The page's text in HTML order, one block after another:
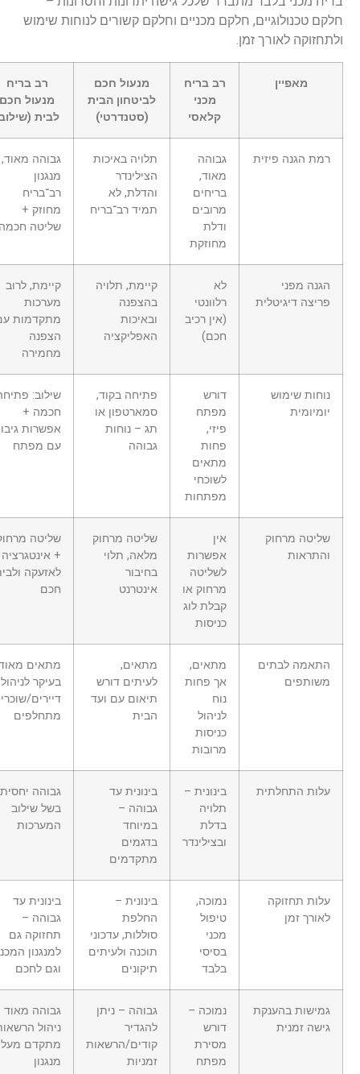
טכנולוגיים, חלקם מכניים וחלקם קשורים לנוחות שימוש
לאורך זמן.
מאפיין
רב בריח
מכני
קלאסי
מנעול חכם
לביטחון הבית
(סטנדרטי)
רב בריח
מנעול חכם
לבית (שילוב)
רמת הגנה פיזית
גבוהה
מאוד,
בריחים
מרובים
ודלת
מחוזקת
תלויה באיכות
הצילינדר
והדלת, לא
תמיד רב־בריח
גבוהה מאוד,
מנגנון
רב־בריח
מחוזק +
שליטה חכמה
הגנה מפני
פריצה דיגיטלית
רלוונטי
(אין רכיב
חכם)
קיימת, תלויה
בהצפנה
ובאיכות
האפליקציה
קיימת, לרוב
מערכות
מתקדמות עם
הצפנה
מחמירה
נוחות שימוש
יומיומית
דורש
מפתח
פחות
מתאים
לשוכחי
מפתחות
פתיחה בקוד,
סמארטפון או
תג – נוחות
גבוהה
שילוב: פתיחה
חכמה +
אפשרות גיבוי
עם מפתח
שליטה מרחוק
והתראות
אפשרות
לשליטה
מרחוק או
קבלת לוג
כניסות
שליטה מרחוק
מלאה, תלוי
בחיבור
אינטרנט
שליטה מרחוק
+ אינטגרציה
לאזעקה ולבית
התאמה לבתים
משותפים
מתאים,
אך פחות
לניהול
כניסות
מרובות
מתאים,
לעיתים דורש
תיאום עם ועד
הבית
מתאים מאוד,
בעיקר לניהול
דיירים/שוכרים
מתחלפים
עלות התחלתית
בינונית –
תלויה
בדלת
ובצילינדר
בינונית עד
גבוהה –
במיוחד
בדגמים
מתקדמים
גבוהה יחסית,
בשל שילוב
המערכות
עלות תחזוקה
לאורך זמן
נמוכה,
טיפול
בסיסי
בלבד
בינונית –
החלפת
סוללות, עדכוני
תוכנה ולעיתים
תיקונים
בינונית עד
גבוהה –
תחזוקה גם
למנגנון המכני
וגם לחכם
גמישות בהענקת
גישה זמנית
נמוכה –
דורש
מסירת
מפתח
גבוהה – ניתן
להגדיר
קודים/הרשאות
זמניות
גבוהה מאוד –
ניהול הרשאות
מתקדם מעל
מנגנון